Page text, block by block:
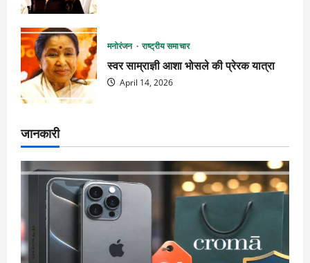
मनोरंजन राष्ट्रीय समाचार
स्वर साम्राज्ञी आशा भोसले की प्रेरक यात्रा
April 14, 2026
जानकारी